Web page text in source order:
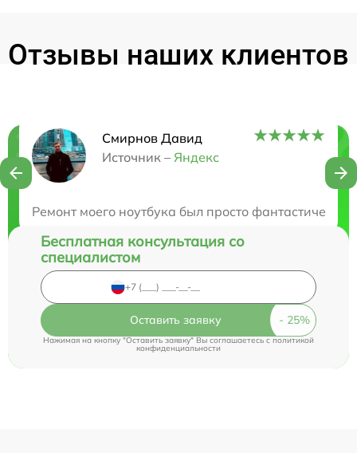
Отзывы наших клиентов
Смирнов Давид
Источник – Яндекс
Ремонт моего ноутбука был просто
Нужна консультация?
Бесплатная консультация со
специалистом
Оставить заявку
Нажимая на кнопку "Оставить заявку" Вы соглашаетесь cполитикой
конфиденциальности